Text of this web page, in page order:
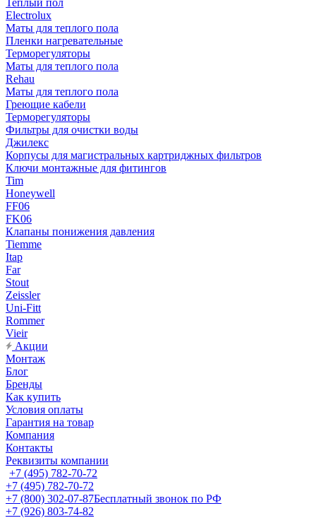
Теплый пол
Electrolux
Маты для теплого пола
Пленки нагревательные
Терморегуляторы
Маты для теплого пола
Rehau
Маты для теплого пола
Греющие кабели
Терморегуляторы
Фильтры для очистки воды
Джилекс
Корпусы для магистральных картриджных фильтров
Ключи монтажные для фитингов
Tim
Honeywell
FF06
FK06
Клапаны понижения давления
Tiemme
Itap
Far
Stout
Zeissler
Uni-Fitt
Rommer
Vieir
Акции
Монтаж
Блог
Бренды
Как купить
Условия оплаты
Гарантия на товар
Компания
Контакты
Реквизиты компании
+7 (495) 782-70-72
+7 (495) 782-70-72
+7 (800) 302-07-87Бесплатный звонок по РФ
+7 (926) 803-74-82